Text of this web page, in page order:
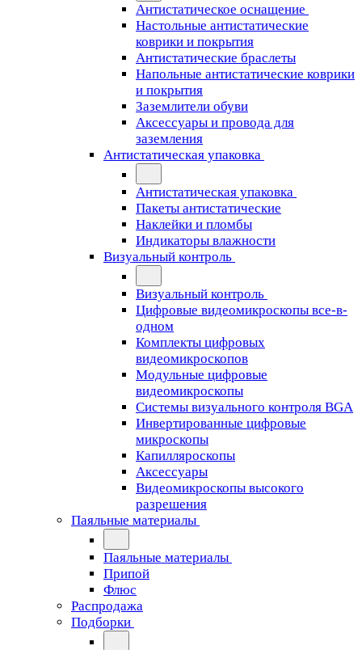
Антистатическое оснащение
Настольные антистатические
коврики и покрытия
Антистатические браслеты
Напольные антистатические коврики
и покрытия
Заземлители обуви
Аксессуары и провода для
заземления
Антистатическая упаковка
Антистатическая упаковка
Пакеты антистатические
Наклейки и пломбы
Индикаторы влажности
Визуальный контроль
Визуальный контроль
Цифровые видеомикроскопы все-в-
одном
Комплекты цифровых
видеомикроскопов
Модульные цифровые
видеомикроскопы
Cистемы визуального контроля BGA
Инвертированные цифровые
микроскопы
Капилляроскопы
Аксессуары
Видеомикроскопы высокого
разрешения
Паяльные материалы
Паяльные материалы
Припой
Флюс
Распродажа
Подборки